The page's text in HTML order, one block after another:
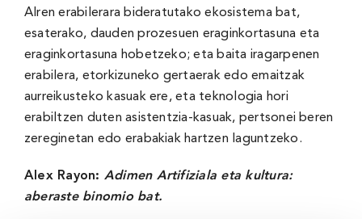
AIren erabilerara bideratutako ekosistema bat,
esaterako, dauden prozesuen eraginkortasuna eta
eraginkortasuna hobetzeko; eta baita iragarpenen
erabilera, etorkizuneko gertaerak edo emaitzak
aurreikusteko kasuak ere, eta teknologia hori
erabiltzen duten asistentzia-kasuak, pertsonei beren
zereginetan edo erabakiak hartzen laguntzeko.
Alex Rayon: Adimen Artifiziala eta kultura:
aberaste binomio bat.